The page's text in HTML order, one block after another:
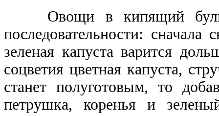
Овощи в кипящий бульон
последовательности:
зеленая капуста варится
соцветия цветная капуста,
станет полуготовым, то
петрушка, коренья и